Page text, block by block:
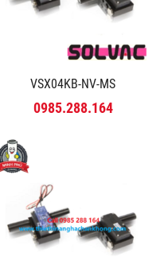
VSX04KB-NV-MS
0985.288.164